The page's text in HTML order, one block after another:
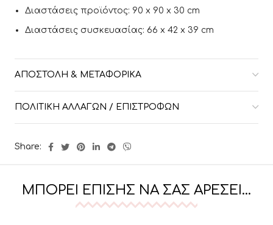
Διαστάσεις προϊόντος: 90 x 90 x 30 cm
Διαστάσεις συσκευασίας: 66 x 42 x 39 cm
ΑΠΟΣΤΟΛΉ & ΜΕΤΑΦΟΡΙΚΆ
ΠΟΛΙΤΙΚΉ ΑΛΛΑΓΏΝ / ΕΠΙΣΤΡΟΦΏΝ
Share:
ΜΠΟΡΕΊ ΕΠΊΣΗΣ ΝΑ ΣΑΣ ΑΡΈΣΕΙ…